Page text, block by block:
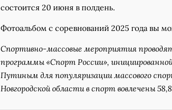
состоится 20 июня в полдень.
Фотоальбом с соревнований 2025 года вы
Спортивно-массовые мероприятия
программы «Спорт России»,
Путиным для популяризации массового
Новгородской области в спорт вовлечены